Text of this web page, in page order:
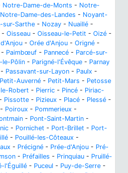
Notre-Dame-de-Monts - Notre-
Notre-Dame-des-Landes - Noyant-
sur-Sarthe - Nozay - Nuaillé -
- Oisseau - Oisseau-le-Petit - Oizé -
- Orée d'Anjou - Origné -
- Paimbœuf - Pannecé - Parcé-sur-
le-Pôlin - Parigné-l'Évêque - Parnay
- Passavant-sur-Layon - Paulx -
Petit-Auverné - Petit-Mars - Petosse
Robert - Pierric - Pincé - Piriac-
- Pissotte - Pizieux - Placé - Plessé -
- Poiroux - Pommerieux -
- Pont-Saint-Martin -
- Pornichet - Port-Brillet - Port-
- Pouillé-les-Côteaux -
- Précigné - Prée-d'Anjou - Pré-
- Préfailles - Prinquiau - Pruillé-
l'Éguillé - Puceul - Puy-de-Serre -